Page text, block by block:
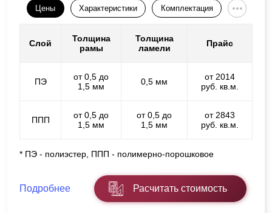
Цены Характеристики Комплектация
Слой
Толщина
рамы
Толщина
ламели
Прайс
ПЭ
от 0,5 до
1,5 мм
0,5 мм
от 2014
руб. кв.м.
ППП
от 0,5 до
1,5 мм
от 0,5 до
1,5 мм
от 2843
руб. кв.м.
* ПЭ - полиэстер, ППП - полимерно-порошковое
Подробнее Расчитать стоимость